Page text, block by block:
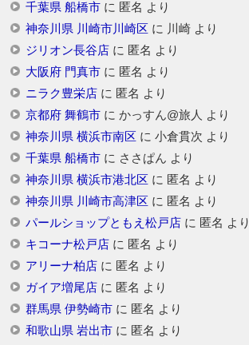
千葉県 船橋市に 匿名 より
神奈川県 川崎市川崎区 に 川崎より
ジリオン長谷店に 匿名 より
大阪府 門真市に 匿名 より
ニラク豊栄店に 匿名 より
京都府 舞鶴市に かっすん@旅人 より
神奈川県 横浜市南区 に 小倉貫次 より
千葉県 船橋市に ささぱん より
神奈川県 横浜市港北区 に 匿名 より
神奈川県 川崎市高津区 に 匿名 より
パールショップともえ松戸店に 匿名 より
キコーナ松戸店に 匿名 より
アリーナ柏店に 匿名 より
ガイア増尾店に 匿名 より
群馬県 伊勢崎市に 匿名 より
和歌山県 岩出市に 匿名 より